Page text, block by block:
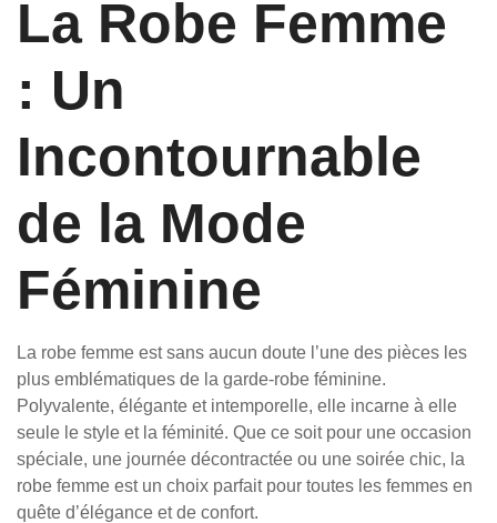
La Robe Femme
: Un
Incontournable
de la Mode
Féminine
La robe femme est sans aucun doute l’une des pièces les
plus emblématiques de la garde-robe féminine.
Polyvalente, élégante et intemporelle, elle incarne à elle
seule le style et la féminité. Que ce soit pour une occasion
spéciale, une journée décontractée ou une soirée chic, la
robe femme est un choix parfait pour toutes les femmes en
quête d’élégance et de confort.